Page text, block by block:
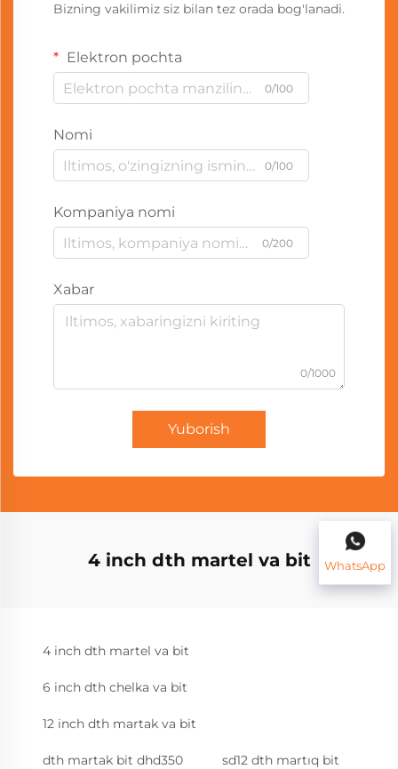
Bizning vakilimiz siz bilan tez orada bog'lanadi.
Elektron pochta
0/100
Nomi
0/100
Kompaniya nomi
0/200
Xabar
0/1000
Yuborish
4 inch dth martel va bit
4 inch dth martel va bit
6 inch dth chelka va bit
12 inch dth martak va bit
dth martak bit dhd350 sd12 dth martıq bit
WhatsApp